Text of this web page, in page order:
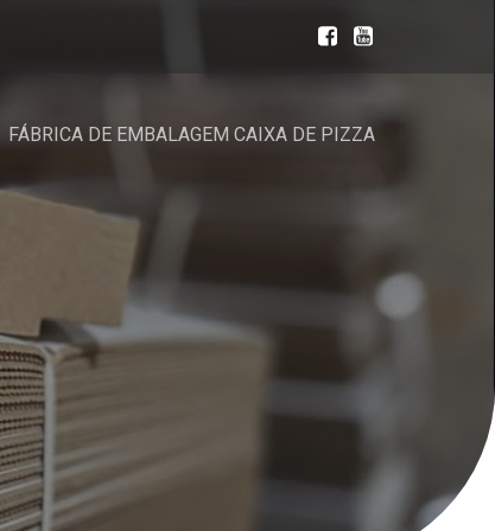
FÁBRICA DE EMBALAGEM CAIXA DE PIZZA